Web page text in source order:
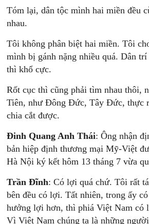
Tóm lại, dân tộc mình hai miền đều
nhau.
Tôi không phân biệt hai miền. Tôi
mình bị gánh nặng nhiều quá. Dân
thì khổ cực.
Rốt cục thì cũng phải tìm nhau thôi,
Tiên, như Đông Đức, Tây Đức, thực
chia cắt được.
Đinh Quang Anh Thái: Ông nhận
bản hiệp định thương mại Mỹ-Việt
Hà Nội ký kết hôm 13 tháng 7 vừa
Trần Đĩnh: Có lợi quá chứ. Tôi rất
bên đều có lợi. Tất nhiên, trong ấy
hưởng lợi hơn, thì phiá Việt Nam có
Vì Việt Nam chúng ta là những